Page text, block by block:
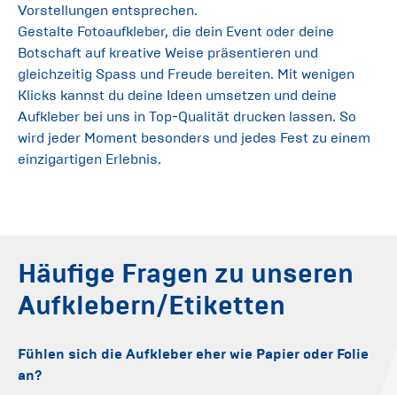
Vorstellungen entsprechen.
Gestalte Fotoaufkleber, die dein Event oder deine
Botschaft auf kreative Weise präsentieren und
gleichzeitig Spass und Freude bereiten. Mit wenigen
Klicks kannst du deine Ideen umsetzen und deine
Aufkleber bei uns in Top-Qualität drucken lassen. So
wird jeder Moment besonders und jedes Fest zu einem
einzigartigen Erlebnis.
Häufige Fragen zu unseren
Aufklebern/Etiketten
Fühlen sich die Aufkleber eher wie Papier oder Folie
an?